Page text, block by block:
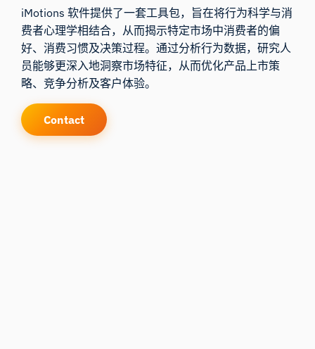
iMotions 软件提供了一套工具包，旨在将行为科学与消
费者心理学相结合，从而揭示特定市场中消费者的偏
好、消费习惯及决策过程。通过分析行为数据，研究人
员能够更深入地洞察市场特征，从而优化产品上市策
略、竞争分析及客户体验。
Contact